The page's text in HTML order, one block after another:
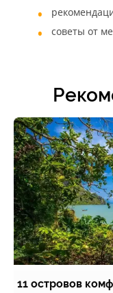
советы от
11 островов